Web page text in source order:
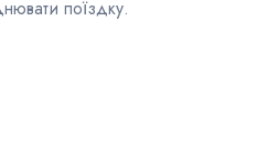
поїздку.